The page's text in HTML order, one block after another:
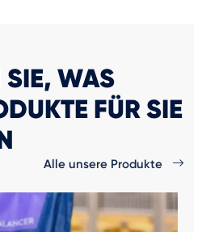
SIE, WAS
FÜR SIE
Alle unsere Produkte